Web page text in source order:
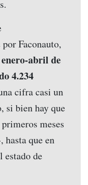
Faconauto,
abril de
4.234
cifra casi un
si bien hay que
meses
hasta que en
estado de